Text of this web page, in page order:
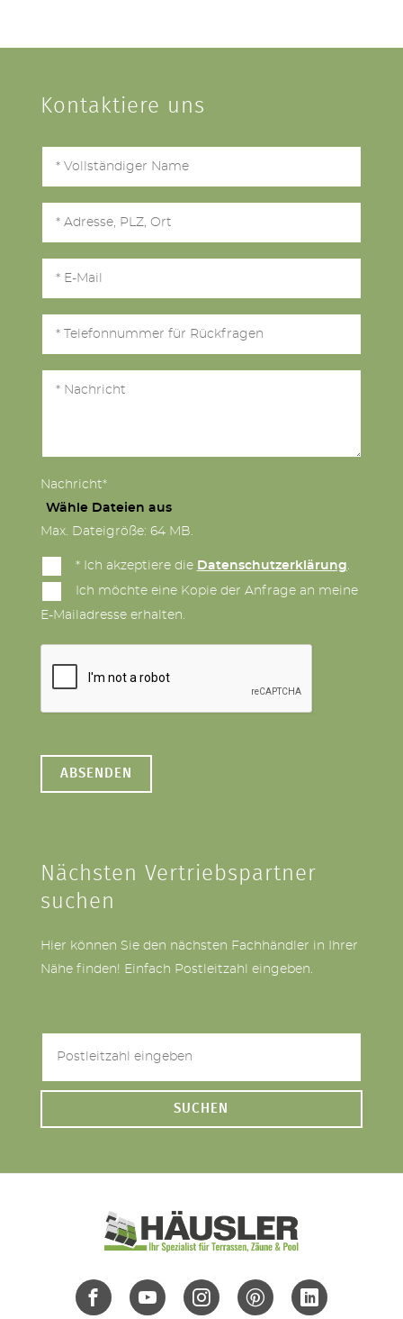
Kontaktiere uns
Nachricht*
Wähle Dateien aus
Max. Dateigröße: 64 MB.
* Ich akzeptiere die Datenschutzerklärung.
Ich möchte eine Kopie der Anfrage an meine
E-Mailadresse erhalten.
Nächsten Vertriebspartner
suchen
Hier können Sie den nächsten Fachhändler in Ihrer
Nähe finden! Einfach Postleitzahl eingeben.
SUCHEN